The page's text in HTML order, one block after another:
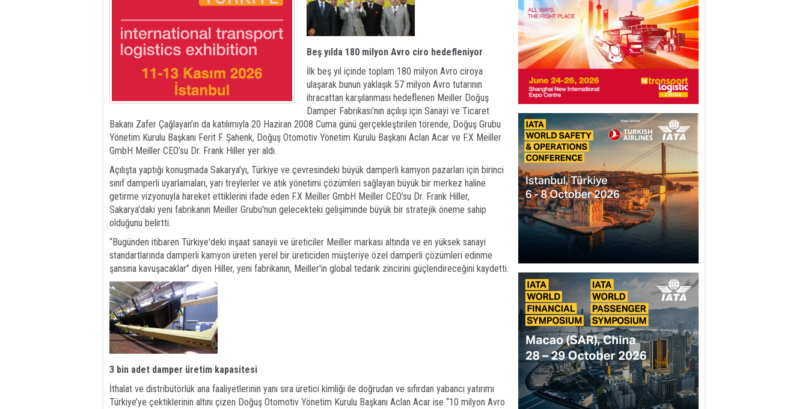
Beş yılda 180 milyon Avro ciro hedefleniyor
İlk beş yıl içinde toplam 180 milyon Avro ciroya
ulaşarak bunun yaklaşık 57 milyon Avro tutarının
ihracattan karşılanması hedeflenen Meiller Doğuş
Damper Fabrikası’nın açılışı için Sanayi ve Ticaret
Bakanı Zafer Çağlayan’ın da katılımıyla 20 Haziran 2008 Cuma günü gerçekleştirilen törende, Doğuş Grubu
Yönetim Kurulu Başkanı Ferit F. Şahenk, Doğuş Otomotiv Yönetim Kurulu Başkanı Aclan Acar ve F.X Meiller
GmbH Meiller CEO’su Dr. Frank Hiller yer aldı.
Açılışta yaptığı konuşmada Sakarya'yı, Türkiye ve çevresindeki büyük damperli kamyon pazarları için birinci
sınıf damperli uyarlamaları, yarı treylerler ve atık yönetimi çözümleri sağlayan büyük bir merkez haline
getirme vizyonuyla hareket ettiklerini ifade eden F.X Meiller GmbH Meiller CEO’su Dr. Frank Hiller,
Sakarya'daki yeni fabrikanın Meiller Grubu'nun gelecekteki gelişiminde büyük bir stratejik öneme sahip
olduğunu belirtti.
“Bugünden itibaren Türkiye'deki inşaat sanayii ve üreticiler Meiller markası altında ve en yüksek sanayi
standartlarında damperli kamyon üreten yerel bir üreticiden müşteriye özel damperli çözümleri edinme
şansına kavuşacaklar” diyen Hiller, yeni fabrikanın, Meiller'in global tedarik zincirini güçlendireceğini kaydetti.
3 bin adet damper üretim kapasitesi
İthalat ve distribütörlük ana faaliyetlerinin yanı sıra üretici kimliği ile doğrudan ve sıfırdan yabancı yatırımı
Türkiye’ye çektiklerinin altını çizen Doğuş Otomotiv Yönetim Kurulu Başkanı Aclan Acar ise “10 milyon Avro